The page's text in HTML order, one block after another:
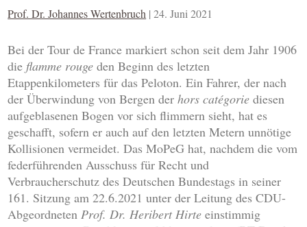
Prof. Dr. Johannes Wertenbruch |24. Juni 2021
Bei der Tour de France markiert schon seit dem Jahr 1906
die flamme rouge den Beginn des letzten
Etappenkilometers für das Peloton. Ein Fahrer, der nach
der Überwindung von Bergen derhors catégoriediesen
aufgeblasenen Bogen vor sich flimmern sieht, hat es
geschafft, sofern er auch auf den letzten Metern unnötige
Kollisionen vermeidet. Das MoPeG hat, nachdem die vom
federführenden Ausschuss für Recht und
Verbraucherschutz des Deutschen Bundestags in seiner
161. Sitzung am 22.6.2021 unter der Leitung des CDU-
AbgeordnetenProf. Dr. Heribert Hirte einstimmig